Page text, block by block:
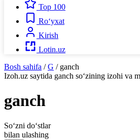
Top 100
Ro‘yxat
Kirish
Lotin.uz
Bosh sahifa / G / ganch
Izoh.uz saytida ganch so‘zining izohi va
ganch
So‘zni do‘stlar
bilan ulashing